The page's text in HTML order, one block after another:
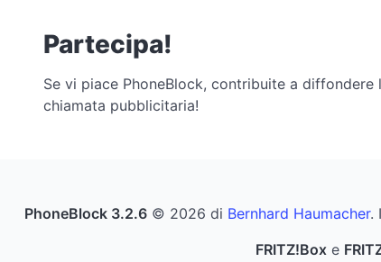
Partecipa!
Se vi piace PhoneBlock, contribuite a
chiamata pubblicitaria!
PhoneBlock 3.2.6© 2026 di Bernhard Haumacher.
FRITZ!Box e